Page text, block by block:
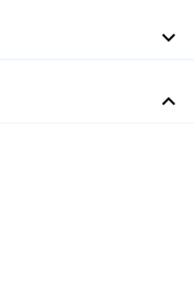
keyboard_arrow_down
keyboard_arrow_down